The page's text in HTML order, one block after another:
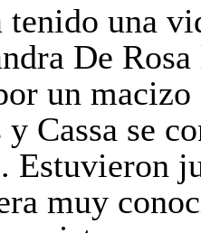
tenido una
De
un
Cassa se
Estuvieron
muy